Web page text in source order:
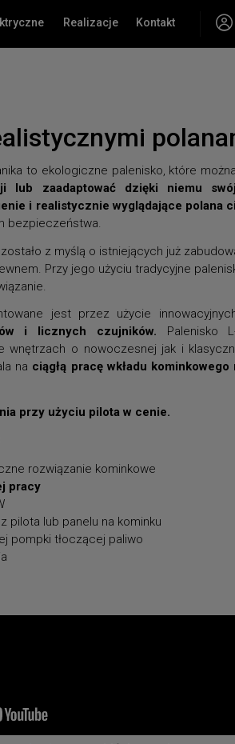
Realizacje Kontakt
to ekologiczne palenisko, które można
lub zaadaptować dzięki niemu
i realistycznie wyglądające polana
bezpieczeństwa.
z myślą o istniejących już
Przy jego użyciu tradycyjne
jest przez użycie
i licznych czujników. Palenisko
wnętrzach o nowoczesnej jak i
na ciągłą pracę wkładu
przy użyciu pilota w cenie.
rozwiązanie kominkowe
pracy
pilota lub panelu na kominku
pompki tłoczącej paliwo